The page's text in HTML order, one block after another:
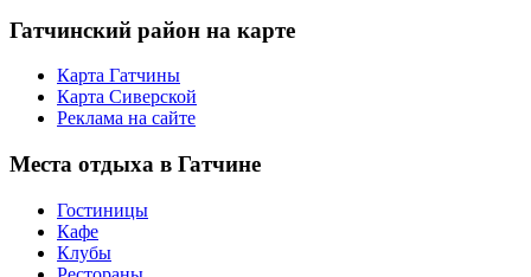
Гатчинский район на карте
Карта Гатчины
Карта Сиверской
Реклама на сайте
Места отдыха в Гатчине
Гостиницы
Кафе
Клубы